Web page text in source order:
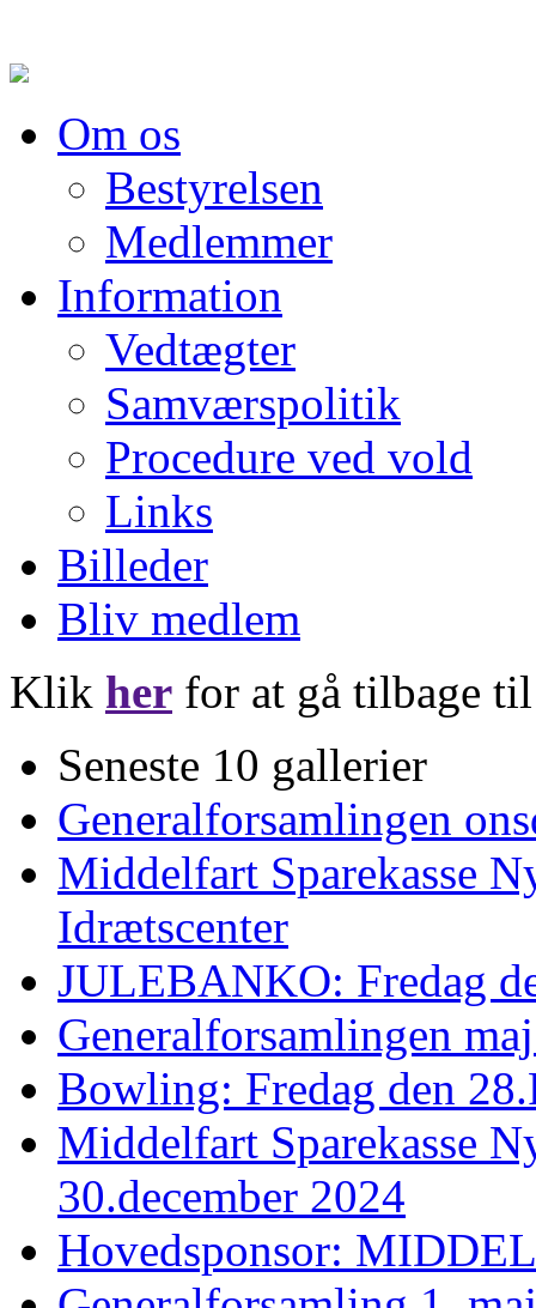
Om os
Bestyrelsen
Medlemmer
Information
Vedtægter
Samværspolitik
Procedure ved vold
Links
Billeder
Bliv medlem
Klik her for at gå tilbage
Seneste 10 gallerier
Generalforsamlingen
Middelfart Sparekasse
Idrætscenter
JULEBANKO: Fredag
Generalforsamlingen
Bowling: Fredag den
Middelfart Sparekasse
30.december 2024
Hovedsponsor: